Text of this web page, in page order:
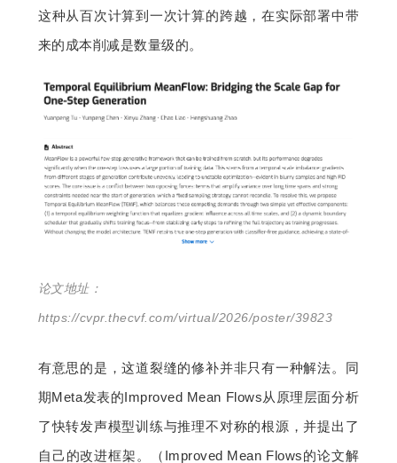
这种从百次计算到一次计算的跨越，在实际部署中带
来的成本削减是数量级的。
论文地址：
https://cvpr.thecvf.com/virtual/2026/poster/39823
有意思的是，这道裂缝的修补并非只有一种解法。同
期Meta发表的Improved Mean Flows从原理层面分析
了快转发声模型训练与推理不对称的根源，并提出了
自己的改进框架。（Improved Mean Flows的论文解